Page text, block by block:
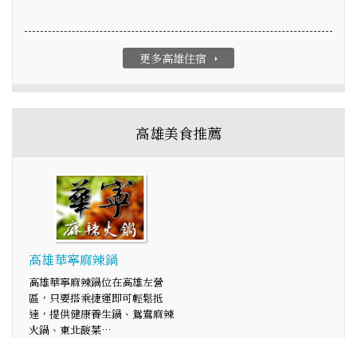
更多高雄住宿 arrow_right
高雄美食推薦
高雄華寧麻辣鍋
高雄華寧麻辣鍋位在高雄左營
區，只要搭乘捷運即可輕鬆抵
達，提供健康養生鍋、鴛鴦麻辣
火鍋、東北酸菜…